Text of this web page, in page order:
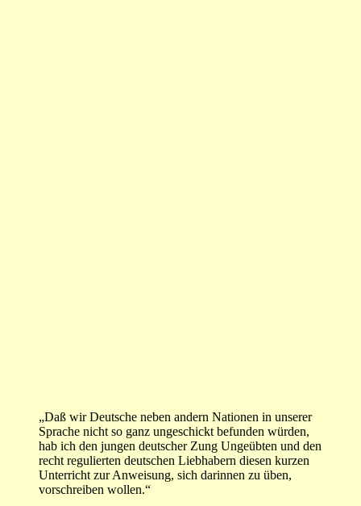
„Daß wir Deutsche neben andern Nationen in unserer
Sprache nicht so ganz ungeschickt befunden würden,
hab ich den jungen deutscher Zung Ungeübten und den
recht regulierten deutschen Liebhabern diesen kurzen
Unterricht zur Anweisung, sich darinnen zu üben,
vorschreiben wollen.“